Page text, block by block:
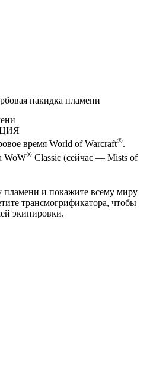
накидка пламени
время World of Warcraft®.
WoW® Classic (сейчас — Mists of
пламени и покажите всему миру
трансмогрификатора, чтобы
экипировки.